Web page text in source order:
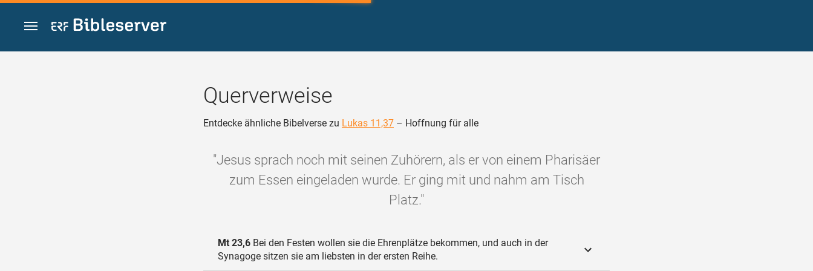
Zum Inhalt springen
Querverweise
Entdecke ähnliche Bibelverse zu Lukas 11,37 – Hoffnung für alle
"Jesus sprach noch mit seinen Zuhörern, als er von einem Pharisäer
zum Essen eingeladen wurde. Er ging mit und nahm am Tisch
Platz."
Mt 23,6 Bei den Festen wollen sie die Ehrenplätze bekommen, und auch in der
Synagoge sitzen sie am liebsten in der ersten Reihe.